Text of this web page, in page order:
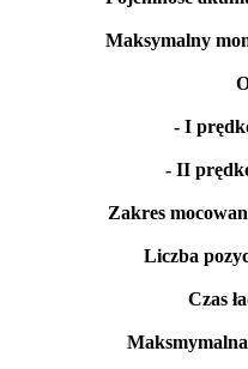
Maksymalny
- I
- II
Zakres
Liczba
Czas